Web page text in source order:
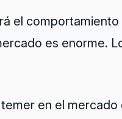
el
es enorme.
en el